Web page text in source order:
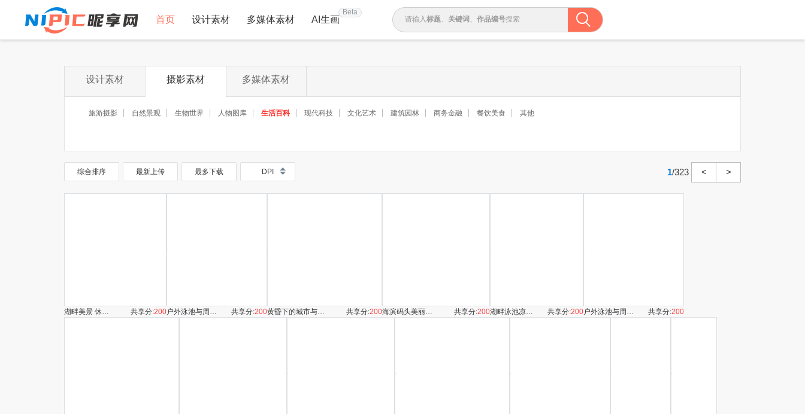
首页 设计素材 多媒体素材 AI生画
Beta
请输入标题、 关键词 、 作品编号搜索
设计素材 摄影素材 多媒体素材
旅游摄影 自然景观 生物世界 人物图库 生活百科 现代科技 文化艺术 建筑园林 商务金融 餐饮美食 其他
综合排序 最新上传 最多下载 DPI 1/323 < >
湖畔美景 休闲好去处 共享分:200 户外泳池与周边景致 共享分:200 黄昏下的城市与飞鸟景观 共享分:200 海滨码头美丽黄昏景色 共享分:200 湖畔泳池凉亭美景 共享分:200 户外泳池与周边景致 共享分:200